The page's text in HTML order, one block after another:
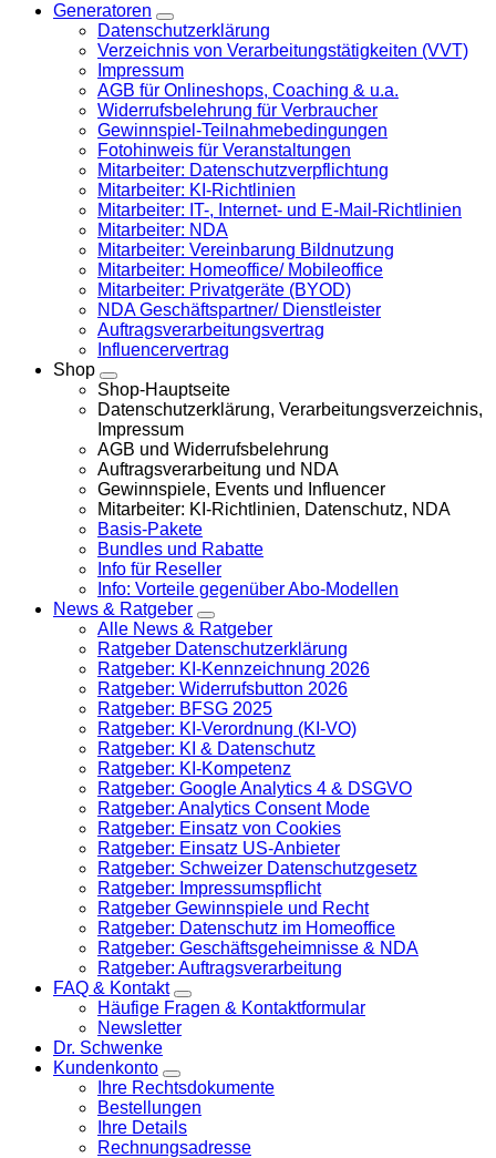
Generatoren
Datenschutzerklärung
Verzeichnis von Verarbeitungstätigkeiten (VVT)
Impressum
AGB für Onlineshops, Coaching & u.a.
Widerrufsbelehrung für Verbraucher
Gewinnspiel-Teilnahmebedingungen
Fotohinweis für Veranstaltungen
Mitarbeiter: Datenschutzverpflichtung
Mitarbeiter: KI-Richtlinien
Mitarbeiter: IT-, Internet- und E-Mail-Richtlinien
Mitarbeiter: NDA
Mitarbeiter: Vereinbarung Bildnutzung
Mitarbeiter: Homeoffice/ Mobileoffice
Mitarbeiter: Privatgeräte (BYOD)
NDA Geschäftspartner/ Dienstleister
Auftragsverarbeitungsvertrag
Influencervertrag
Shop
Shop-Hauptseite
Datenschutzerklärung, Verarbeitungsverzeichnis,
Impressum
AGB und Widerrufsbelehrung
Auftragsverarbeitung und NDA
Gewinnspiele, Events und Influencer
Mitarbeiter: KI-Richtlinien, Datenschutz, NDA
Basis-Pakete
Bundles und Rabatte
Info für Reseller
Info: Vorteile gegenüber Abo-Modellen
News & Ratgeber
Alle News & Ratgeber
Ratgeber Datenschutzerklärung
Ratgeber: KI-Kennzeichnung 2026
Ratgeber: Widerrufsbutton 2026
Ratgeber: BFSG 2025
Ratgeber: KI-Verordnung (KI-VO)
Ratgeber: KI & Datenschutz
Ratgeber: KI-Kompetenz
Ratgeber: Google Analytics 4 & DSGVO
Ratgeber: Analytics Consent Mode
Ratgeber: Einsatz von Cookies
Ratgeber: Einsatz US-Anbieter
Ratgeber: Schweizer Datenschutzgesetz
Ratgeber: Impressumspflicht
Ratgeber Gewinnspiele und Recht
Ratgeber: Datenschutz im Homeoffice
Ratgeber: Geschäftsgeheimnisse & NDA
Ratgeber: Auftragsverarbeitung
FAQ & Kontakt
Häufige Fragen & Kontaktformular
Newsletter
Dr. Schwenke
Kundenkonto
Ihre Rechtsdokumente
Bestellungen
Ihre Details
Rechnungsadresse